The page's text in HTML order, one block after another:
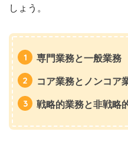
しょう。
専門業務と一般業務
コア業務とノンコア
戦略的業務と非戦略